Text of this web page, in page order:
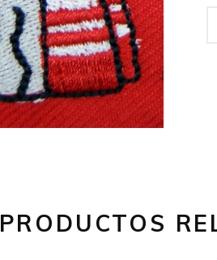
PRODUCTOS